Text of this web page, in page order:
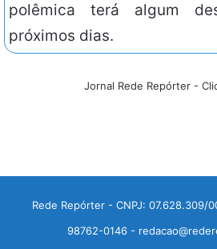
polêmica terá algum
próximos dias.
Jornal Rede Repórter -
Rede Repórter - CNPJ: 07.628.309/
98762-0146 -